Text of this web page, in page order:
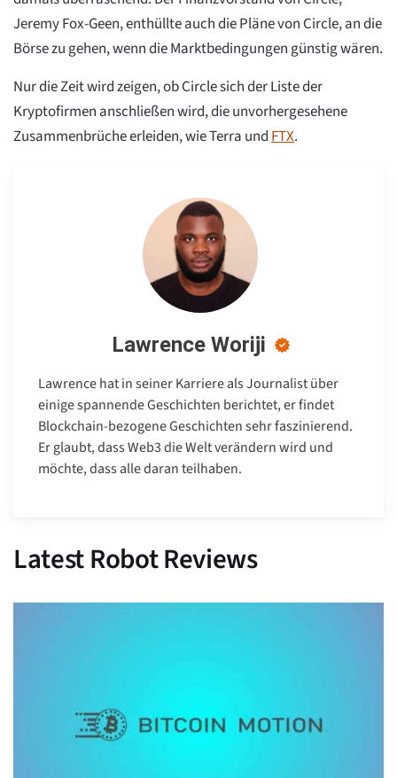
Jeremy Fox-Geen, enthüllte auch die Pläne von Circle, an die
Börse zu gehen, wenn die Marktbedingungen günstig wären.
Nur die Zeit wird zeigen, ob Circle sich der Liste der
Kryptofirmen anschließen wird, die unvorhergesehene
Zusammenbrüche erleiden, wie Terra undFTX.
Lawrence Woriji
Lawrence hat in seiner Karriere als Journalist über
einige spannende Geschichten berichtet, er findet
Blockchain-bezogene Geschichten sehr faszinierend.
Er glaubt, dass Web3 die Welt verändern wird und
möchte, dass alle daran teilhaben.
Latest Robot Reviews